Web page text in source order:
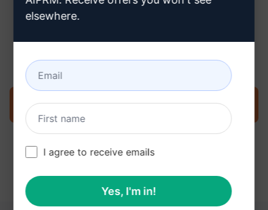
İstemi şimdi ChatGPT'de deneyin
elsewhere.
I agree to receive emails
Yes, I'm in!